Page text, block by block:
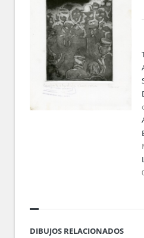
DIBUJOS RELACIONADOS